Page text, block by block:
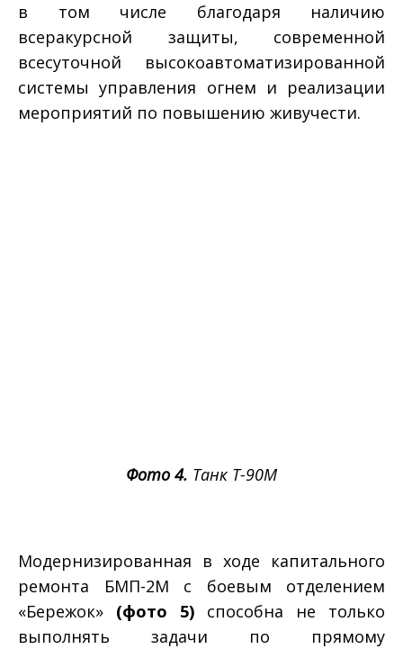
в том числе благодаря наличию
всеракурсной защиты, современной
всесуточной высокоавтоматизированной
системы управления огнем и реализации
мероприятий по повышению живучести.
Фото 4. Танк Т-90М
Модернизированная в ходе капитального
ремонта БМП-2М с боевым отделением
«Бережок» (фото 5) способна не только
выполнять задачи по прямому